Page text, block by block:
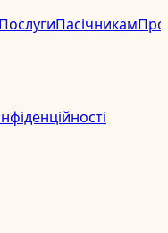
ПослугиПасічникамПро